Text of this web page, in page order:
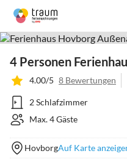
4 Personen
4.00/5 8 Bewertungen
2 Schlafzimmer
Max. 4 Gäste
HovborgAuf Karte